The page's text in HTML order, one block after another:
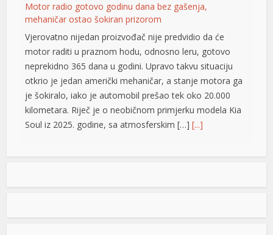
Motor radio gotovo godinu dana bez gašenja,
mehaničar ostao šokiran prizorom
Vjerovatno nijedan proizvođač nije predvidio da će
motor raditi u praznom hodu, odnosno leru, gotovo
neprekidno 365 dana u godini. Upravo takvu situaciju
otkrio je jedan američki mehaničar, a stanje motora ga
je šokiralo, iako je automobil prešao tek oko 20.000
kilometara. Riječ je o neobičnom primjerku modela Kia
Soul iz 2025. godine, sa atmosferskim […][...]
Rad objavljen u Harvardovom pravnom časopisu: Visoki
Visoki predstavnik u BiH nije nikad bio ovlašten da
niti prema ostalim pravni dokumentima koji priznaju